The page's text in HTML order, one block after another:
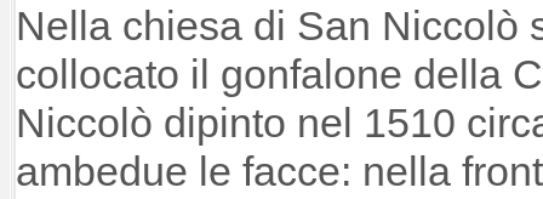
Nella chiesa di San Niccolò
collocato il gonfalone della
Niccolò dipinto nel 1510
ambedue le facce: nella